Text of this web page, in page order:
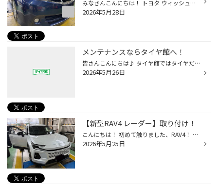
みなさんこんにちは！ トヨタ ウィッシュへ BS フィネッサHB01 195/60R16 ➕ ケンウッド MDV-D612W ➕ コムテック ZDR027 HDROP-14 取り付けいたしました！ BS フィネッサ 195/60R16 新商品のフィネッサを装着！ 静粛性も高く、雨の日も安心！！ 純正ナビから社外ナビへ交換です！ ↓↓↓↓↓ ドライブレ...
2026年5月28日
メンテナンスならタイヤ館へ！
皆さんこんにちは♪ タイヤ館ではタイヤだけではなく オイル交換、ワイパー交換、 エアコンフィルター交換、エアコンガス補充、 バッテリー交換などなど メンテナンスもお任せください！ ご来店お待ちしております♪
2026年5月26日
【新型RAV4 レーダー】取り付け！
こんにちは！ 初めて触りました、RAV4！ と言っても4月の作業でした(･_･; 前回、アルファードにレーダーを取り付けさせて頂き 同じ様なもの付けて！との事で モデル違いを付けさせて頂きました！ 取り付けには制約が有りますので 確認して取り付けましょう！ ダッシュボードが複雑な車なので こちら...
2026年5月25日